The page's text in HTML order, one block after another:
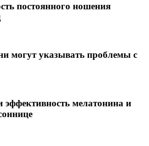
постоянного ношения
могут указывать проблемы с
эффективность мелатонина и